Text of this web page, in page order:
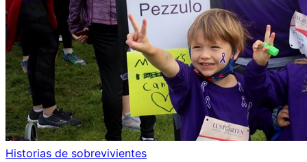
Historias de sobrevivientes